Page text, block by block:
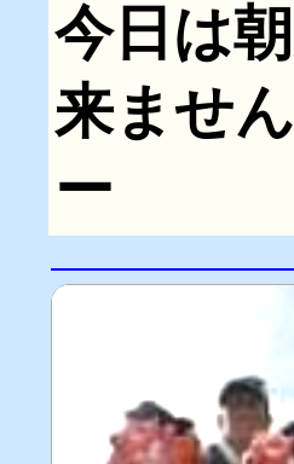
今日は
来ませ
ー